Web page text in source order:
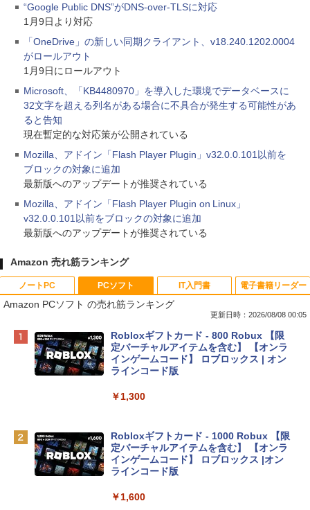
“Google Public DNS”がDNS-over-TLSに対応
1月9日より対応
「OneDrive」の新しい同期クライアント、v18.240.1202.0004
がロールアウト
1月9日にロールアウト
Microsoft、「KB4480970」を導入した環境でデータベースに
32文字を超える列名がある場合に不具合が発生する可能性があ
ると告知
現在暫定的な対応策が公開されている
Mozilla、アドイン「Flash Player Plugin」v32.0.0.101以前を
ブロックの対象に追加
最新版へのアップデートが推奨されている
Mozilla、アドイン「Flash Player Plugin on Linux」
v32.0.0.101以前をブロックの対象に追加
最新版へのアップデートが推奨されている
Amazon 売れ筋ランキング
ノートPC
Apple 2026 MacBook Neo A18 Proチッ
プ搭載13インチノートブック：AIとAppl
e Intelligence、Liquid Retinaディスプ
レイ、8GBメモリ、512GB SSD、1080p
ィゴ + 3年延長 AppleCare+ for 13インチ
￥162,598
tomtoc 360°保護 15.6 16インチ パソコ
book Lenovo対応
PCソフト
Amazon PCソフト の売れ筋ランキング
更新日時：2026/08/08 00:05
Robloxギフトカード - 800 Robux 【限
定バーチャルアイテムを含む】 【オンラ
インゲームコード】 ロブロックス | オン
ラインコード版
￥1,300
Robloxギフトカード - 1000 Robux 【限
定バーチャルアイテムを含む】 【オンラ
インゲームコード】 ロブロックス |オン
ラインコード版
￥1,600
IT入門書 電子書籍リーダー